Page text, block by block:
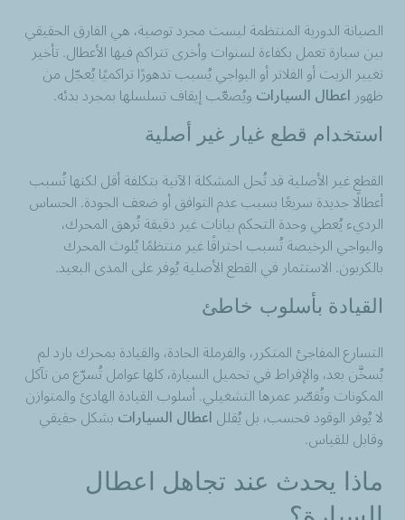
الصيانة الدورية المنتظمة ليست مجرد توصية، هي الفارق الحقيقي
بين سيارة تعمل بكفاءة لسنوات وأخرى تتراكم فيها الأعطال. تأخير
تغيير الزيت أو الفلاتر أو البواجي يُسبب تدهورًا تراكميًا يُعجّل من
ظهوراعطال السياراتويُصعّب إيقاف تسلسلها بمجرد بدئه.
استخدام قطع غيار غير أصلية
القطع غير الأصلية قد تُحل المشكلة الآنية بتكلفة أقل لكنها تُسبب
أعطالًا جديدة سريعًا بسبب عدم التوافق أو ضعف الجودة. الحساس
الرديء يُعطي وحدة التحكم بيانات غير دقيقة تُرهق المحرك،
والبواجي الرخيصة تُسبب احتراقًا غير منتظمًا يُلوث المحرك
بالكربون. الاستثمار في القطع الأصلية يُوفر على المدى البعيد.
القيادة بأسلوب خاطئ
التسارع المفاجئ المتكرر، والفرملة الحادة، والقيادة بمحرك بارد لم
يُسخَّن بعد، والإفراط في تحميل السيارة، كلها عوامل تُسرّع من تآكل
المكونات وتُقصّر عمرها التشغيلي. أسلوب القيادة الهادئ والمتوازن
لا يُوفر الوقود فحسب، بل يُقللاعطال السياراتبشكل حقيقي
وقابل للقياس.
ماذا يحدث عند تجاهل اعطال